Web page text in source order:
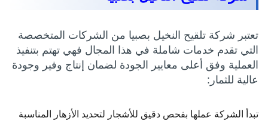
تعتبر شركة تلقيح النخيل بصبيا من الشركات المتخصصة
التي تقدم خدمات شاملة في هذا المجال فهي تهتم بتنفيذ
العملية وفق أعلى معايير الجودة لضمان إنتاج وفير وجودة
عالية للثمار:
تبدأ الشركة عملها بفحص دقيق للأشجار لتحديد الأزهار المناسبة